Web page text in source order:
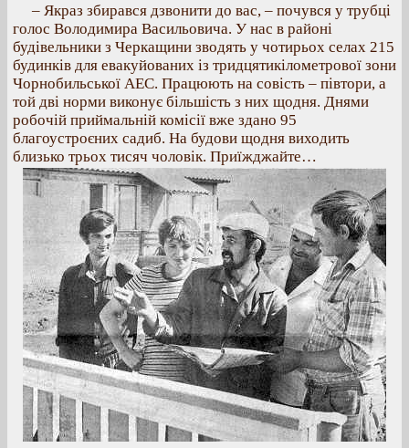
– Якраз збирався дзвонити до вас, – почувся у трубці
голос Володимира Васильовича. У нас в районі
будівельники з Черкащини зводять у чотирьох селах 215
будинків для евакуйованих із тридцятикілометрової зони
Чорнобильської АЕС. Працюють на совість – півтори, а
той дві норми виконує більшість з них щодня. Днями
робочій приймальній комісії вже здано 95
благоустроєних садиб. На будови щодня виходить
близько трьох тисяч чоловік. Приїжджайте…